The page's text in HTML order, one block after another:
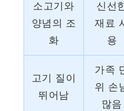
소고기와
양념의 조
화
신선
재료
용
고기 질이
뛰어남
가족
위 손
많음